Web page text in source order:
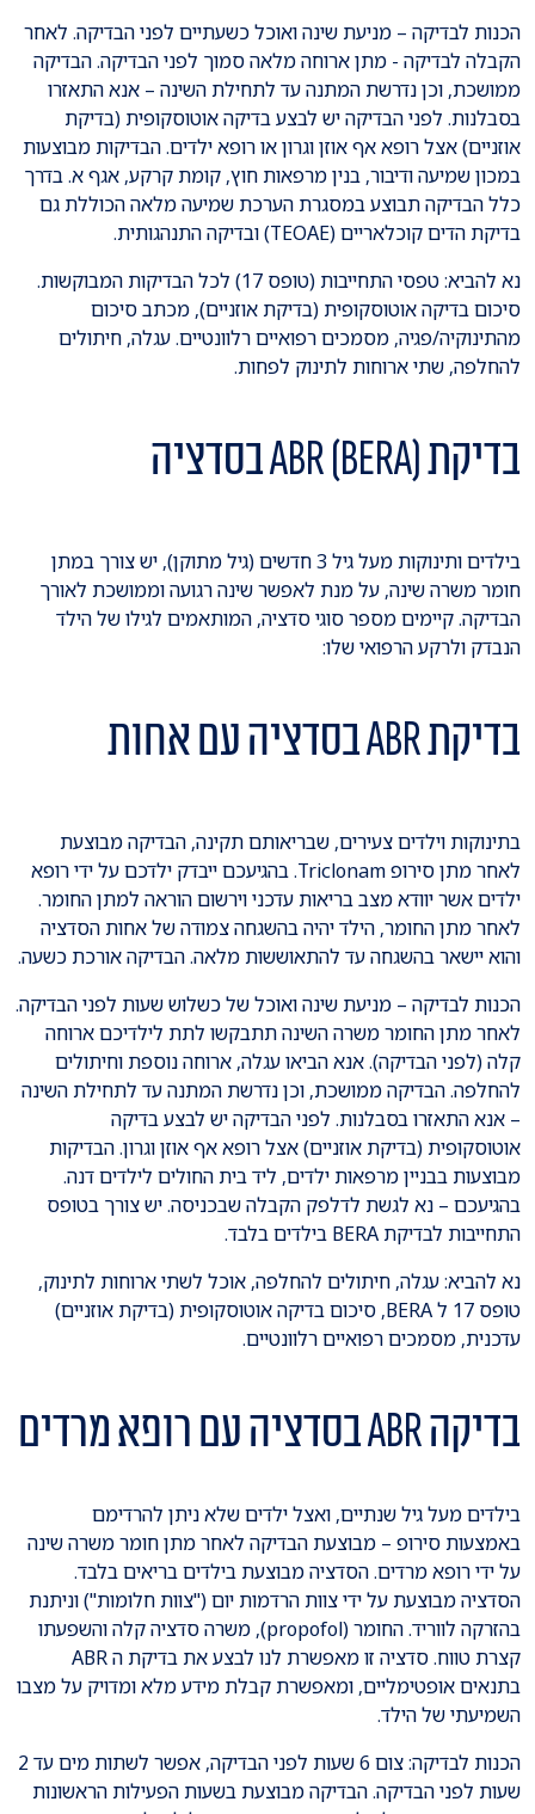
הכנות לבדיקה – מניעת שינה ואוכל כשעתיים לפני הבדיקה. לאחר
הקבלה לבדיקה - מתן ארוחה מלאה סמוך לפני הבדיקה. הבדיקה
ממושכת, וכן נדרשת המתנה עד לתחילת השינה – אנא התאזרו
בסבלנות. לפני הבדיקה יש לבצע בדיקה אוטוסקופית (בדיקת
אוזניים) אצל רופא אף אוזן וגרון או רופא ילדים. הבדיקות מבוצעות
במכון שמיעה ודיבור, בנין מרפאות חוץ, קומת קרקע, אגף א. בדרך
כלל הבדיקה תבוצע במסגרת הערכת שמיעה מלאה הכוללת גם
בדיקת הדים קוכלאריים (TEOAE) ובדיקה התנהגותית.
נא להביא: טפסי התחייבות (טופס 17) לכל הבדיקות המבוקשות.
סיכום בדיקה אוטוסקופית (בדיקת אוזניים), מכתב סיכום
מהתינוקיה/פגיה, מסמכים רפואיים רלוונטיים. עגלה, חיתולים
להחלפה, שתי ארוחות לתינוק לפחות.
בדיקת (ABR (BERA בסדציה
בילדים ותינוקות מעל גיל 3 חדשים (גיל מתוקן), יש צורך במתן
חומר משרה שינה, על מנת לאפשר שינה רגועה וממושכת לאורך
הבדיקה. קיימים מספר סוגי סדציה, המותאמים לגילו של הילד
הנבדק ולרקע הרפואי שלו:
בדיקת ABR בסדציה עם אחות
בתינוקות וילדים צעירים, שבריאותם תקינה, הבדיקה מבוצעת
לאחר מתן סירופ Triclonam. בהגיעכם ייבדק ילדכם על ידי רופא
ילדים אשר יוודא מצב בריאות עדכני וירשום הוראה למתן החומר.
לאחר מתן החומר, הילד יהיה בהשגחה צמודה של אחות הסדציה
והוא יישאר בהשגחה עד להתאוששות מלאה. הבדיקה אורכת כשעה.
הכנות לבדיקה – מניעת שינה ואוכל של כשלוש שעות לפני הבדיקה.
לאחר מתן החומר משרה השינה תתבקשו לתת לילדיכם ארוחה
קלה (לפני הבדיקה). אנא הביאו עגלה, ארוחה נוספת וחיתולים
להחלפה. הבדיקה ממושכת, וכן נדרשת המתנה עד לתחילת השינה
– אנא התאזרו בסבלנות. לפני הבדיקה יש לבצע בדיקה
אוטוסקופית (בדיקת אוזניים) אצל רופא אף אוזן וגרון. הבדיקות
מבוצעות בבניין מרפאות ילדים, ליד בית החולים לילדים דנה.
בהגיעכם – נא לגשת לדלפק הקבלה שבכניסה. יש צורך בטופס
התחייבות לבדיקת BERA בילדים בלבד.
נא להביא: עגלה, חיתולים להחלפה, אוכל לשתי ארוחות לתינוק,
טופס 17 ל BERA, סיכום בדיקה אוטוסקופית (בדיקת אוזניים)
עדכנית, מסמכים רפואיים רלוונטיים.
בדיקה ABR בסדציה עם רופא מרדים
בילדים מעל גיל שנתיים, ואצל ילדים שלא ניתן להרדימם
באמצעות סירופ – מבוצעת הבדיקה לאחר מתן חומר משרה שינה
על ידי רופא מרדים. הסדציה מבוצעת בילדים בריאים בלבד.
הסדציה מבוצעת על ידי צוות הרדמות יום ("צוות חלומות") וניתנת
בהזרקה לווריד. החומר (propofol), משרה סדציה קלה והשפעתו
קצרת טווח. סדציה זו מאפשרת לנו לבצע את בדיקת ה ABR
בתנאים אופטימליים, ומאפשרת קבלת מידע מלא ומדויק על מצבו
השמיעתי של הילד.
הכנות לבדיקה: צום 6 שעות לפני הבדיקה, אפשר לשתות מים עד 2
שעות לפני הבדיקה. הבדיקה מבוצעת בשעות הפעילות הראשונות